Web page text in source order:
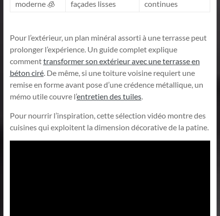
moderne 🧊
façades lisses
continues
Pour l’extérieur, un plan minéral assorti à une terrasse peut
prolonger l’expérience. Un guide complet explique
commenttransformer son extérieur avec une terrasse en
béton ciré. De même, si une toiture voisine requiert une
remise en forme avant pose d’une crédence métallique, un
mémo utile couvre l’entretien des tuiles.
Pour nourrir l’inspiration, cette sélection vidéo montre des
cuisines qui exploitent la dimension décorative de la patine.